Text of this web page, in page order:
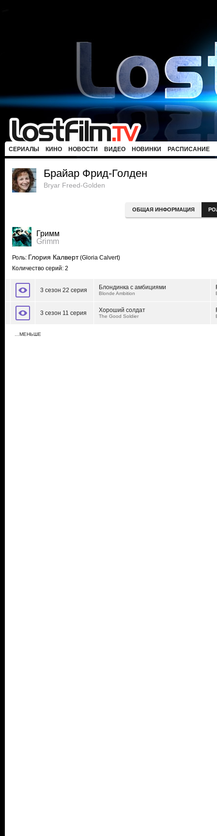
СЕРИАЛЫ КИНО НОВОСТИ ВИДЕО НОВИНКИ РАСПИСАНИЕ
Брайар Фрид-Голден
Bryar Freed-Golden
ОБЩАЯ ИНФОРМАЦИЯ
Гримм
Grimm
Роль: Глория Калверт(Gloria Calvert)
Количество серий: 2
3 сезон 22 серия Блондинка с амбициями
Blonde Ambition
3 сезон 11 серия Хороший солдат
The Good Soldier
…МЕНЬШЕ